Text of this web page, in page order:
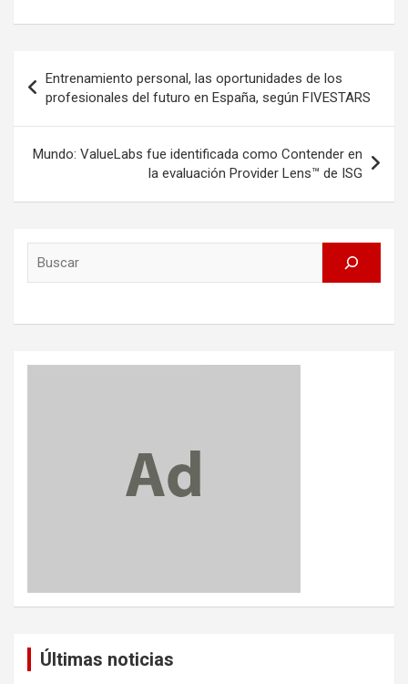
navigation
Entrenamiento personal, las oportunidades de los
profesionales del futuro en España, según FIVESTARS
Mundo: ValueLabs fue identificada como Contender en
la evaluación Provider Lens™ de ISG
Últimas noticias